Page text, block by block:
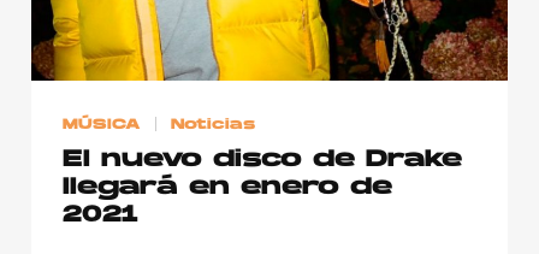
Aviso Legal
© 2015-2022 UMOMAG. PROPIEDAD DE UMO agency. TODOS LOS
MÚSICA Noticias
El nuevo disco de Drake
llegará en enero de
2021